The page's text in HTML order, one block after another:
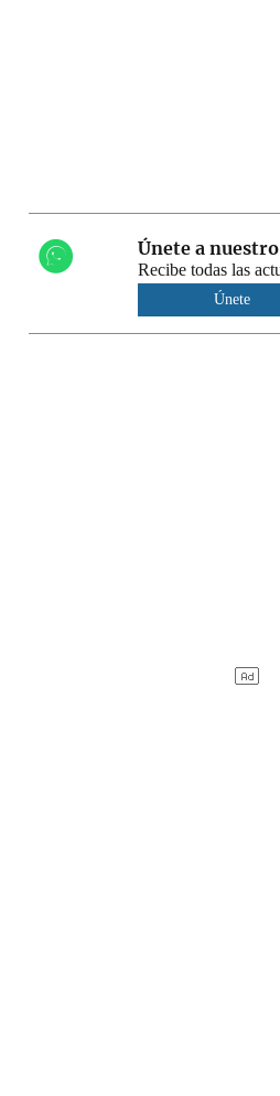
Únete a
Recibe todas las
Únete